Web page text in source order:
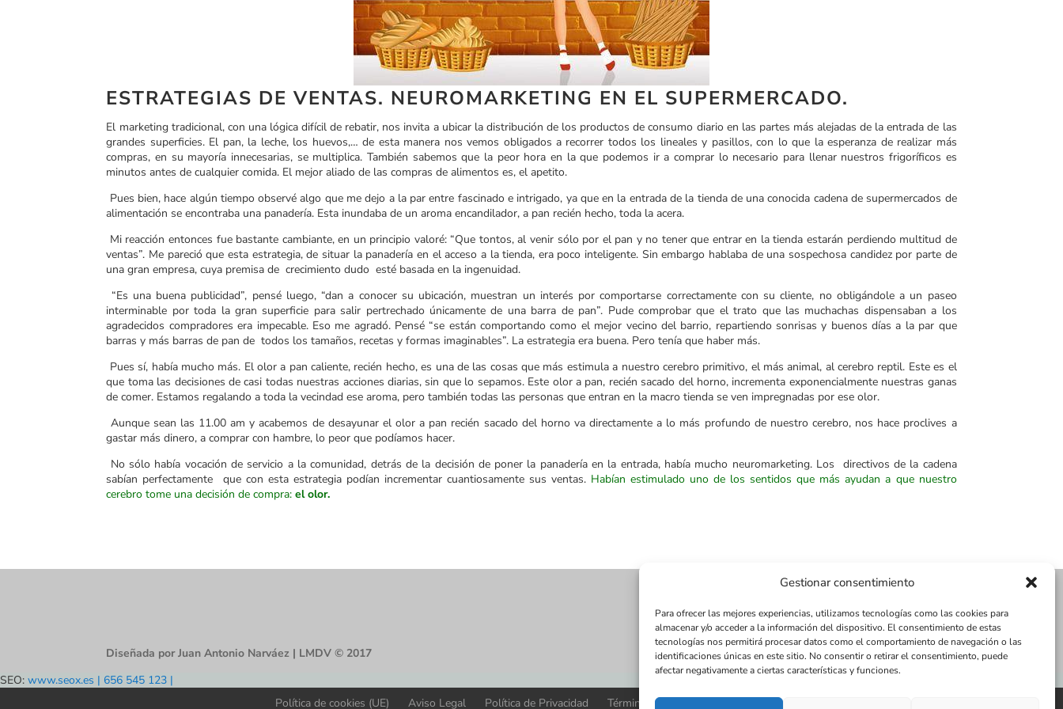
Gestionar consentimiento
Para ofrecer las mejores experiencias, utilizamos tecnologías como las cookies para
almacenar y/o acceder a la información del dispositivo. El consentimiento de estas
tecnologías nos permitirá procesar datos como el comportamiento de navegación o las
identificaciones únicas en este sitio. No consentir o retirar el consentimiento, puede
afectar negativamente a ciertas características y funciones.
ESTRATEGIAS DE VENTAS. NEUROMARKETING EN EL SUPERMERCADO.
El marketing tradicional, con una lógica difícil de rebatir, nos invita a ubicar la distribución de los productos de consumo diario en las partes más alejadas de la entrada de las
grandes superficies. El pan, la leche, los huevos,… de esta manera nos vemos obligados a recorrer todos los lineales y pasillos, con lo que la esperanza de realizar más
compras, en su mayoría innecesarias, se multiplica. También sabemos que la peor hora en la que podemos ir a comprar lo necesario para llenar nuestros frigoríficos es
minutos antes de cualquier comida. El mejor aliado de las compras de alimentos es, el apetito.
Pues bien, hace algún tiempo observé algo que me dejo a la par entre fascinado e intrigado, ya que en la entrada de la tienda de una conocida cadena de supermercados de
alimentación se encontraba una panadería. Esta inundaba de un aroma encandilador, a pan recién hecho, toda la acera.
Mi reacción entonces fue bastante cambiante, en un principio valoré: “Que tontos, al venir sólo por el pan y no tener que entrar en la tienda estarán perdiendo multitud de
ventas”. Me pareció que esta estrategia, de situar la panadería en el acceso a la tienda, era poco inteligente. Sin embargo hablaba de una sospechosa candidez por parte de
una gran empresa, cuya premisa de crecimiento dudo esté basada en la ingenuidad.
“Es una buena publicidad”, pensé luego, “dan a conocer su ubicación, muestran un interés por comportarse correctamente con su cliente, no obligándole a un paseo
interminable por toda la gran superficie para salir pertrechado únicamente de una barra de pan”. Pude comprobar que el trato que las muchachas dispensaban a los
agradecidos compradores era impecable. Eso me agradó. Pensé “se están comportando como el mejor vecino del barrio, repartiendo sonrisas y buenos días a la par que
barras y más barras de pan de todos los tamaños, recetas y formas imaginables”. La estrategia era buena. Pero tenía que haber más.
Pues sí, había mucho más. El olor a pan caliente, recién hecho, es una de las cosas que más estimula a nuestro cerebro primitivo, el más animal, al cerebro reptil. Este es el
que toma las decisiones de casi todas nuestras acciones diarias, sin que lo sepamos. Este olor a pan, recién sacado del horno, incrementa exponencialmente nuestras ganas
de comer. Estamos regalando a toda la vecindad ese aroma, pero también todas las personas que entran en la macro tienda se ven impregnadas por ese olor.
Aunque sean las 11.00 am y acabemos de desayunar el olor a pan recién sacado del horno va directamente a lo más profundo de nuestro cerebro, nos hace proclives a
gastar más dinero, a comprar con hambre, lo peor que podíamos hacer.
No sólo había vocación de servicio a la comunidad, detrás de la decisión de poner la panadería en la entrada, había mucho neuromarketing. Los directivos de la cadena
sabían perfectamente que con esta estrategia podían incrementar cuantiosamente sus ventas. Habían estimulado uno de los sentidos que más ayudan a que nuestro
cerebro tome una decisión de compra:el olor.
Diseñada por Juan Antonio Narváez | LMDV © 2017
SEO: www.seox.es | 656 545 123 |
Política de cookies (UE)
Aviso Legal Política de Privacidad Términos y condiciones